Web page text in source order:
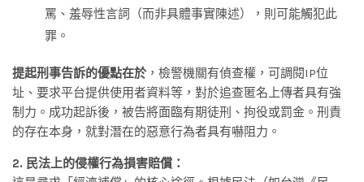
罵、羞辱性言詞（而非具體事實陳述），則可能觸犯此
罪。
提起刑事告訴的優點在於，檢警機關有偵查權，可調閱IP位
址、要求平台提供使用者資料等，對於追查匿名上傳者具有強
制力。成功起訴後，被告將面臨有期徒刑、拘役或罰金。刑責
的存在本身，就對潛在的惡意行為者具有嚇阻力。
2. 民法上的侵權行為損害賠償：